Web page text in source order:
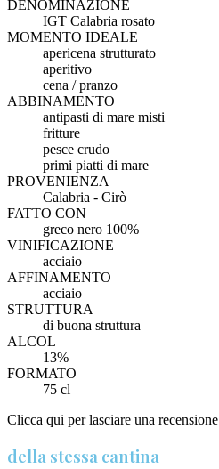
DENOMINAZIONE
IGT Calabria rosato
MOMENTO IDEALE
apericena strutturato
aperitivo
cena / pranzo
ABBINAMENTO
antipasti di mare misti
fritture
pesce crudo
primi piatti di mare
PROVENIENZA
Calabria - Cirò
FATTO CON
greco nero 100%
VINIFICAZIONE
acciaio
AFFINAMENTO
acciaio
STRUTTURA
di buona struttura
ALCOL
13%
FORMATO
75 cl
Clicca qui per lasciare una recensione
della stessa cantina